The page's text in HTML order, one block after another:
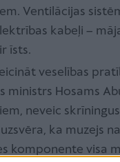
Ventilācijas
kabeļi –
īsts.
veselības
ministrs Hosams
neveic
ka muzejs
komponente visa